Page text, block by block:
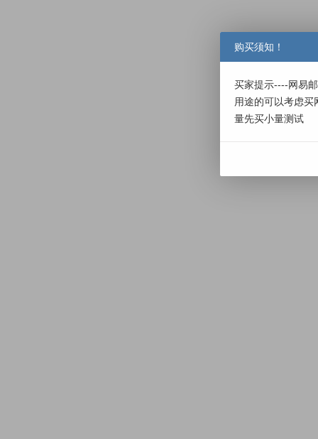
购买须知！
买家提示----网易
用途的可以考虑
量先买小量测试